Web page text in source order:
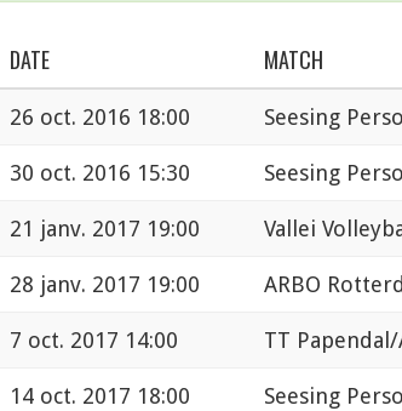
DATE MATCH
26 oct. 2016 18:00 Seesing
30 oct. 2016 15:30 Seesing
21 janv. 2017 19:00 Vallei
28 janv. 2017 19:00 ARBO
7 oct. 2017 14:00 TT
14 oct. 2017 18:00 Seesing